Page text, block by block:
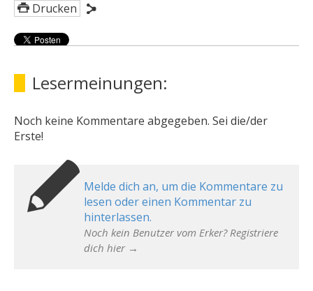
Drucken
Lesermeinungen:
Noch keine Kommentare abgegeben. Sei die/der
Erste!
Melde dich an, um die Kommentare zu
lesen oder einen Kommentar zu
hinterlassen.
Noch kein Benutzer vom Erker? Registriere
dich hier →